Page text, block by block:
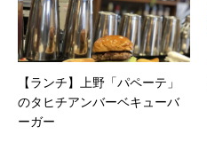
【ランチ】上野「パペーテ」
のタヒチアンバーベキューバ
ーガー